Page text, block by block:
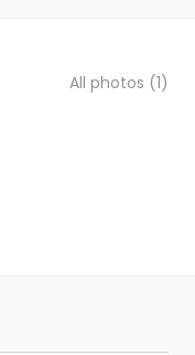
All photos (1)